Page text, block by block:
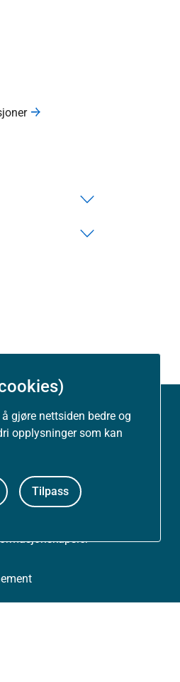
gjøre nettsiden bedre og
opplysninger som kan
Tilpass
(uustatus.no)